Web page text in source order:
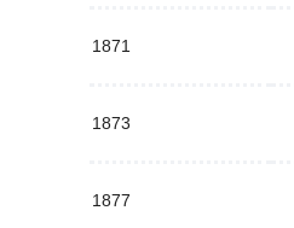
1871
1873
1877